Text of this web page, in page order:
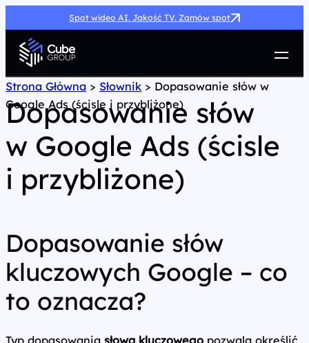
Spot wideo AI. Jakość TV. Zamów spot
Usługi
Jak możemy pomóc
Case Study
Marketing Hub
Kariera
Strona Główna > Słownik > Dopasowanie słów w
Google Ads (ścisle i przybliżone)
Dopasowanie słów
w Google Ads (ścisle
i przybliżone)
Dopasowanie słów
kluczowych Google – co
to oznacza?
Typ dopasowania słowa kluczowego pozwala określić,